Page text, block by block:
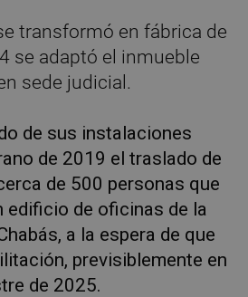
transformó en fábrica de
se adaptó el inmueble
sede judicial.
de sus instalaciones
de 2019 el traslado de
de 500 personas que
edificio de oficinas de la
a la espera de que
previsiblemente en
de 2025.